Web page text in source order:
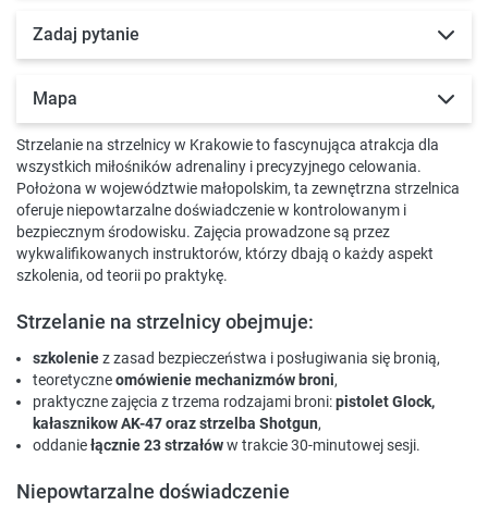
Zadaj pytanie
Mapa
Strzelanie na strzelnicy w Krakowie to fascynująca atrakcja dla
wszystkich miłośników adrenaliny i precyzyjnego celowania.
Położona w województwie małopolskim, ta zewnętrzna strzelnica
oferuje niepowtarzalne doświadczenie w kontrolowanym i
bezpiecznym środowisku. Zajęcia prowadzone są przez
wykwalifikowanych instruktorów, którzy dbają o każdy aspekt
szkolenia, od teorii po praktykę.
Strzelanie na strzelnicy obejmuje:
szkoleniez zasad bezpieczeństwa i posługiwania się bronią,
teoretyczneomówienie mechanizmów broni,
praktyczne zajęcia z trzema rodzajami broni:pistolet Glock,
kałasznikow AK-47 oraz strzelba Shotgun,
oddaniełącznie 23 strzałóww trakcie 30-minutowej sesji.
Niepowtarzalne doświadczenie